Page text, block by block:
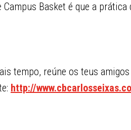
Basket é que a
tempo, reúne os teus
http://